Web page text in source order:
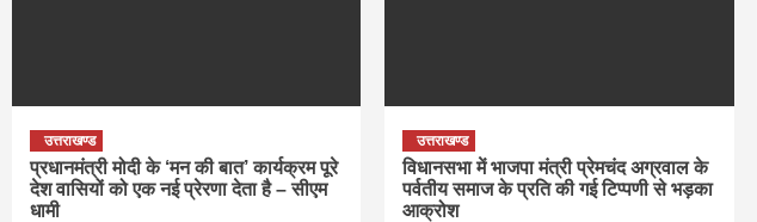
उत्तराखण्ड
प्रधानमंत्री मोदी के ‘मन की बात’ कार्यक्रम पूरे
देश वासियों को एक नई प्रेरणा देता है – सीएम
धामी
उत्तराखण्ड
विधानसभा में भाजपा मंत्री प्रेमचंद अग्रवाल के
पर्वतीय समाज के प्रति की गई टिप्पणी से भड़का
आक्रोश